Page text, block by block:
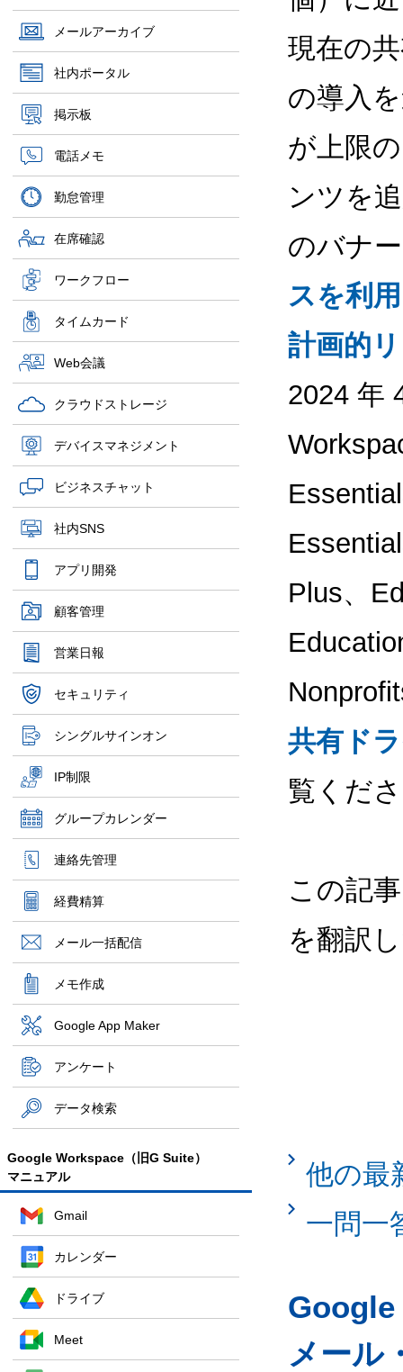
メールアーカイブ
社内ポータル
掲示板
電話メモ
勤怠管理
在席確認
ワークフロー
タイムカード
Web会議
クラウドストレージ
デバイスマネジメント
ビジネスチャット
社内SNS
アプリ開発
顧客管理
営業日報
セキュリティ
シングルサインオン
IP制限
グループカレンダー
連絡先管理
経費精算
メール一括配信
メモ作成
Google App Maker
アンケート
データ検索
Google Workspace（旧G Suite）
マニュアル
Gmail
カレンダー
ドライブ
Meet
現在の
の導入
が上限
ンツを
のバナ
スを利
計画的
2024 年
Plus、
共有ド
覧くだ
この記
を翻訳
他の最
一問一
Google
メール